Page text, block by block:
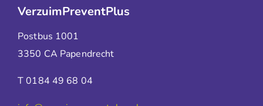
VerzuimPreventPlus
Postbus 1001
3350 CA Papendrecht
T 0184 49 68 04